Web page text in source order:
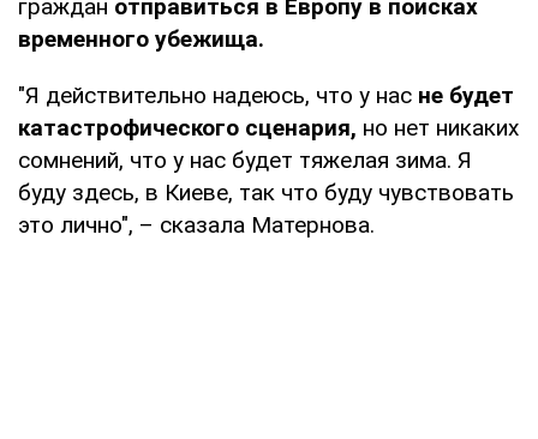
граждан отправиться в Европу в поисках
временного убежища.
"Я действительно надеюсь, что у нас не будет
катастрофического сценария, но нет никаких
сомнений, что у нас будет тяжелая зима. Я
буду здесь, в Киеве, так что буду чувствовать
это лично", – сказала Матернова.